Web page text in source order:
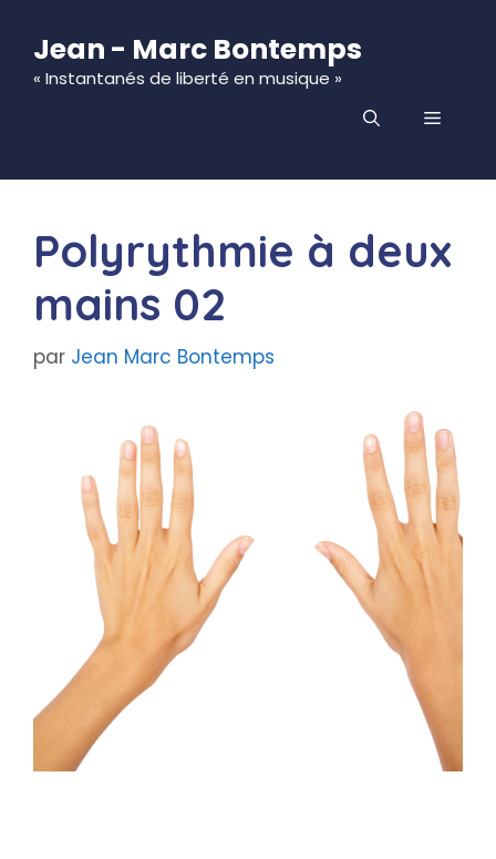
contenu
Jean - Marc Bontemps
« Instantanés de liberté en musique »
MENU
Polyrythmie à deux
mains 02
par Jean Marc Bontemps